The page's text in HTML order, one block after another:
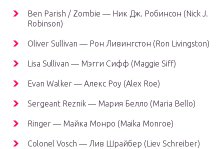
Ben Parish / Zombie — Ник Дж. Робинсон (Nick J.
Robinson)
Oliver Sullivan — Рон Ливингстон (Ron Livingston)
Lisa Sullivan — Мэгги Сифф (Maggie Siff)
Evan Walker — Алекс Роу (Alex Roe)
Sergeant Reznik — Мария Белло (Maria Bello)
Ringer — Майка Монро (Maika Monroe)
Colonel Vosch — Лив Шрайбер (Liev Schreiber)